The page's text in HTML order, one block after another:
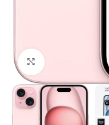
Click to enlarge